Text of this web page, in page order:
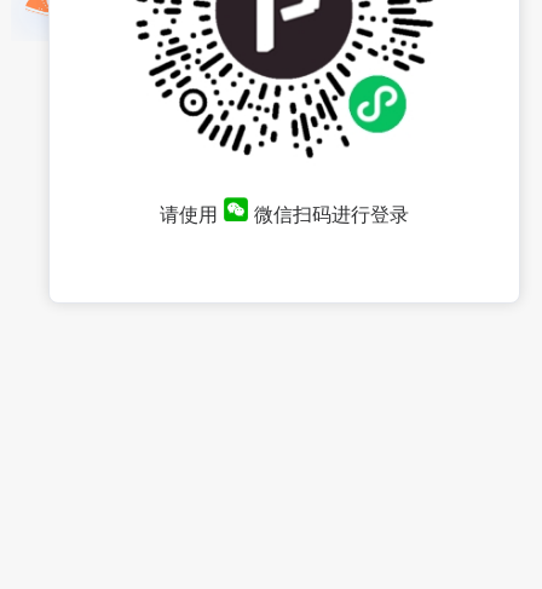
请使用 微信扫码进行登录